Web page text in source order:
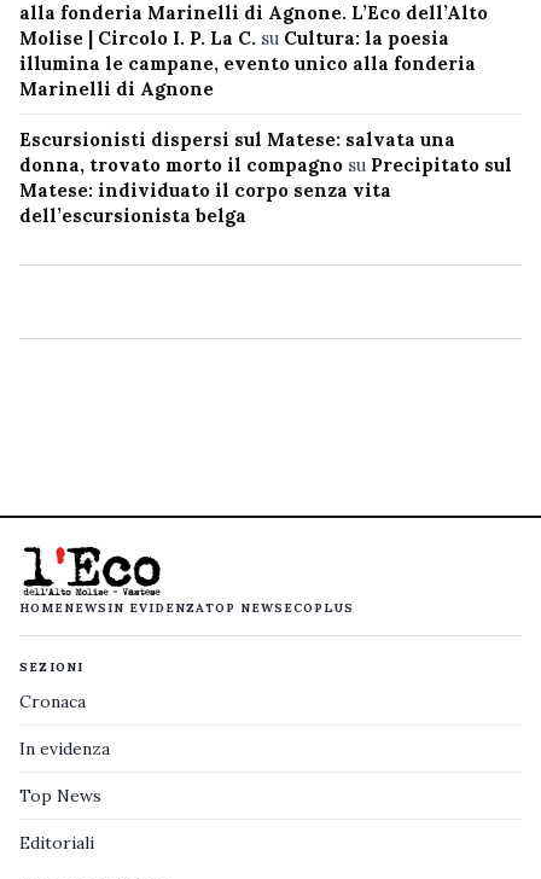
alla fonderia Marinelli di Agnone. L’Eco dell’Alto
Molise | Circolo I. P. La C. su Cultura: la poesia
illumina le campane, evento unico alla fonderia
Marinelli di Agnone
Escursionisti dispersi sul Matese: salvata una
donna, trovato morto il compagno su Precipitato sul
Matese: individuato il corpo senza vita
dell’escursionista belga
HOMENEWS IN EVIDENZATOP NEWS ECOPLUS
SEZIONI
Cronaca
In evidenza
Top News
Editoriali